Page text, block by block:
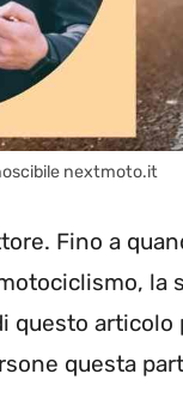
nextmoto.it
Fino a
questo
questa